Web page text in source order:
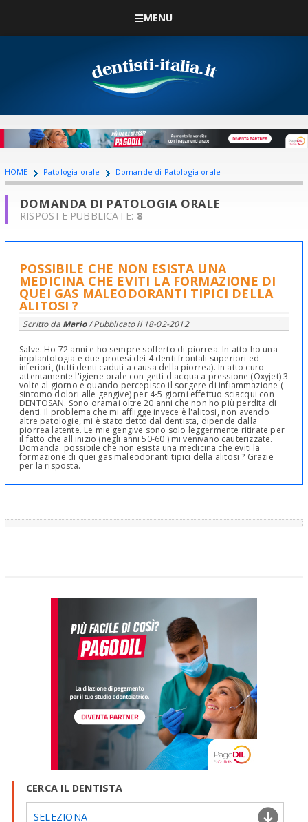
MENU
HOME Patologia orale Domande di Patologia orale
DOMANDA DI PATOLOGIA ORALE
RISPOSTE PUBBLICATE: 8
POSSIBILE CHE NON ESISTA UNA
MEDICINA CHE EVITI LA FORMAZIONE DI
QUEI GAS MALEODORANTI TIPICI DELLA
ALITOSI ?
Scritto da Mario/ Pubblicato il 18-02-2012
Salve. Ho 72 anni e ho sempre sofferto di piorrea. In atto ho una
implantologia e due protesi dei 4 denti frontali superiori ed
inferiori, (tutti denti caduti a causa della piorrea). In atto curo
attentamente l'igiene orale con getti d'acqua a pressione (Oxyjet) 3
volte al giorno e quando percepisco il sorgere di infiammazione (
sintomo dolori alle gengive) per 4-5 giorni effettuo sciacqui con
DENTOSAN. Sono oramai oltre 20 anni che non ho più perdita di
denti. Il problema che mi affligge invece è l'alitosi, non avendo
altre patologie, mi è stato detto dal dentista, dipende dalla
piorrea latente. Le mie gengive sono solo leggermente ritirate per
il fatto che all'inizio (negli anni 50-60 ) mi venivano cauterizzate.
Domanda: possibile che non esista una medicina che eviti la
formazione di quei gas maleodoranti tipici della alitosi ? Grazie
per la risposta.
CERCA IL DENTISTA
SELEZIONA